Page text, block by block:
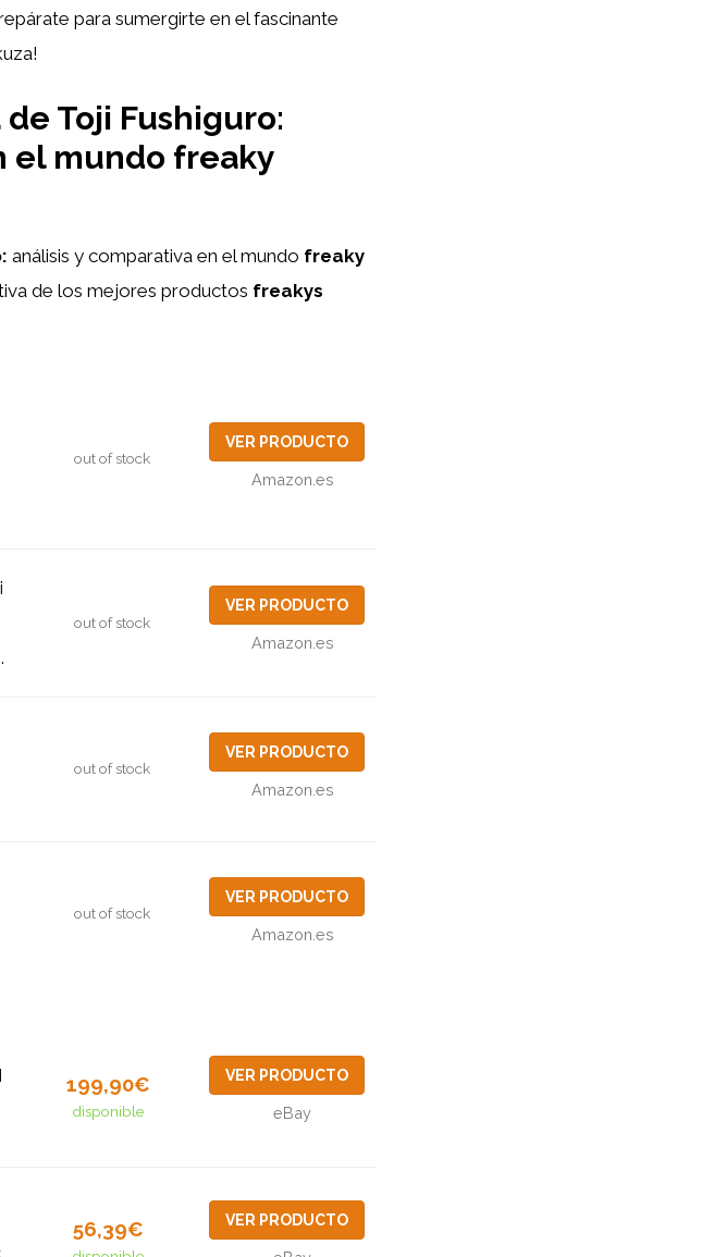
para sumergirte en el fascinante
Toji Fushiguro:
el mundo freaky
análisis y comparativa en el mundo freaky
de los mejores productos freakys
out of stock
VER PRODUCTO
Amazon.es
out of stock
VER PRODUCTO
Amazon.es
out of stock
VER PRODUCTO
Amazon.es
out of stock
VER PRODUCTO
Amazon.es
199,90€
disponible
VER PRODUCTO
eBay
56,39€ VER PRODUCTO